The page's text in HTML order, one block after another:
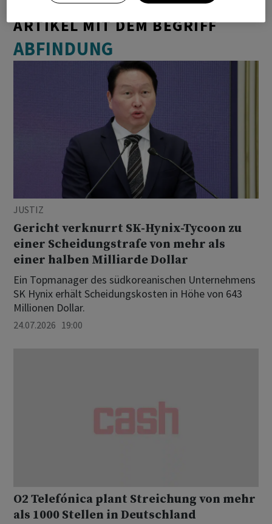
ARTIKEL MIT DEM BEGRIFF
ABFINDUNG
JUSTIZ
Gericht verknurrt SK-Hynix-Tycoon zu
einer Scheidungstrafe von mehr als
einer halben Milliarde Dollar
Ein Topmanager des südkoreanischen Unternehmens
SK Hynix erhält Scheidungskosten in Höhe von 643
Millionen Dollar.
24.07.2026 19:00
O2 Telefónica plant Streichung von mehr
als 1000 Stellen in Deutschland